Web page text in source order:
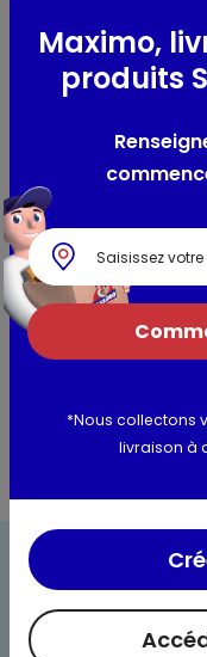
dévidoir et à la fin... il
fois plus long que
habituel, vous le
Utilisation et
Composition /
Ouate de cellulose-
Maximo,
produits
*Nous collectons
livraison à